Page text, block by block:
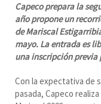
Capeco prepara la
año propone un
de Mariscal
mayo. La entrada es
una inscripción
Con la expectativa de
pasada, Capeco